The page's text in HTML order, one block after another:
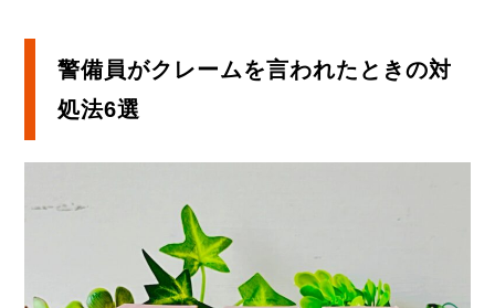
警備員がクレームを言われたときの対
処法6選